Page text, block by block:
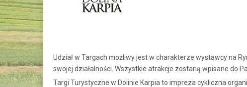
Udział w Targach możliwy jest w charakterze wystawcy na
swojej działalności. Wszystkie atrakcje zostaną wpisane do
Targi Turystyczne w Dolinie Karpia to impreza cykliczna